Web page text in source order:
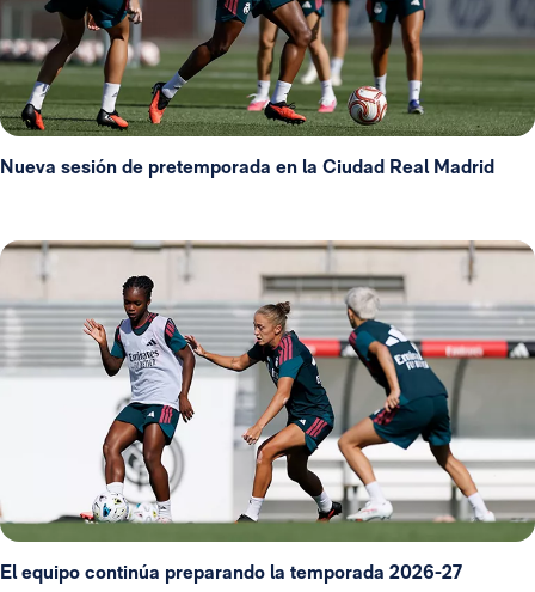
Nueva sesión de pretemporada en la Ciudad Real Madrid
El equipo continúa preparando la temporada 2026-27